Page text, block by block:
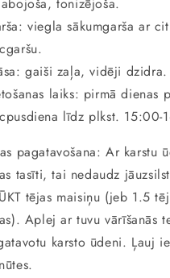
viegla sākumgarša ar
gaiši zaļa, vidēji dzidra.
laiks: pirmā dienas
līdz plkst. 15:00-
pagatavošana: Ar karstu
tasīti, tai nedaudz
tējas maisiņu (jeb 1.5
Aplej ar tuvu vārīšanās
karsto ūdeni. Ļauj